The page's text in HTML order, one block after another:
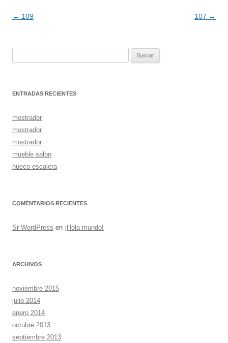
Navegación
← 109 107 →
ENTRADAS RECIENTES
mostrador
mostrador
mostrador
mueble salon
hueco escalera
COMENTARIOS RECIENTES
Sr WordPress en ¡Hola mundo!
ARCHIVOS
noviembre 2015
julio 2014
enero 2014
octubre 2013
septiembre 2013